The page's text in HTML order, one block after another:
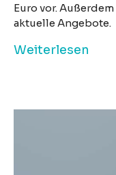
Euro vor.
aktuelle Angebote.
Weiterlesen